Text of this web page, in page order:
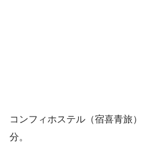
コンフィホステル（宿喜青旅
分。